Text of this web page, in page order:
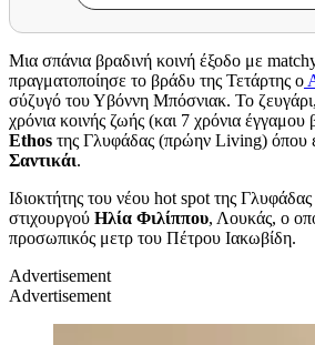
Μια σπάνια βραδινή κοινή έξοδο με
πραγματοποίησε το βράδυ της Τετάρτης ο
σύζυγό του Υβόννη Μπόσνιακ. Το
χρόνια κοινής ζωής (και 7 χρόνια έγγαμου
Ethos της Γλυφάδας (πρώην Living) όπου
Σαντικάι.
Ιδιοκτήτης του νέου hot spot της Γλυφάδας
στιχουργού Ηλία Φιλίππου, Λουκάς, ο
προσωπικός μετρ του Πέτρου Ιακωβίδη.
Advertisement
Advertisement